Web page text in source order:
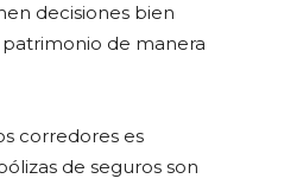
decisiones bien
de manera
corredores es
de seguros son